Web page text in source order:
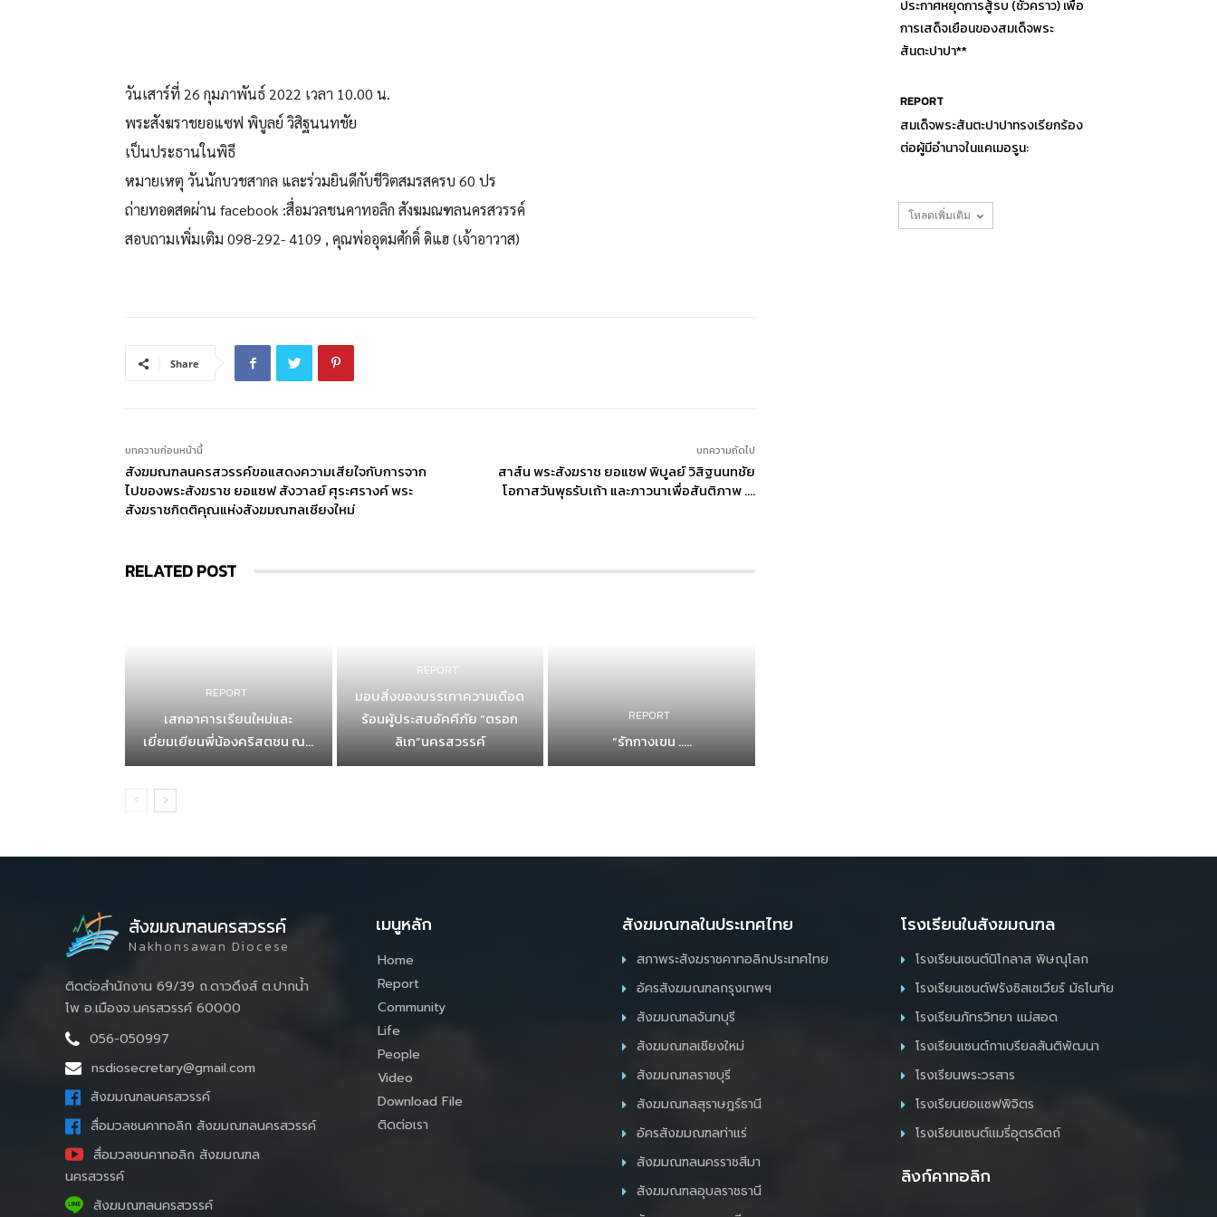
วันเสาร์ที่ 26 กุมภาพันธ์ 2022 เวลา 10.00 น.
พระสังฆราชยอแซฟ พิบูลย์ วิสิฐนนทชัย
เป็นประธานในพิธี
หมายเหตุ วันนักบวชสากล และร่วมยินดีกับชีวิตสมรสครบ 60 ปร
ถ่ายทอดสดผ่าน facebook :สื่อมวลชนคาทอลิก สังฆมณฑลนครสวรรค์
สอบถามเพิ่มเติม 098-292- 4109 , คุณพ่ออุดมศักดิ์ ดิแฮ (เจ้าอาวาส)
Share
บทความก่อนหน้านี้
สังฆมณฑลนครสวรรค์ขอแสดงความเสียใจกับการจาก
ไปของพระสังฆราช ยอแซฟ สังวาลย์ ศุระศรางค์ พระ
สังฆราชกิตติคุณแห่งสังฆมณฑลเชียงใหม่
บทความถัดไป
สาส์น พระสังฆราช ยอแซฟ พิบูลย์ วิสิฐนนทชัย
โอกาสวันพุธรับเถ้า และภาวนาเพื่อสันติภาพ ….
RELATED POST
REPORT
เสกอาคารเรียนใหม่และ
เยี่ยมเยียนพี่น้องคริสตชน ณ...
REPORT
มอบสิ่งของบรรเทาความเดือด
ร้อนผู้ประสบอัคคีภัย “ตรอก
ลิเก”นครสวรรค์
REPORT
“รักกางเขน .....
ประกาศหยุดการสู้รบ (ชั่วคราว) เพื่อ
การเสด็จเยือนของสมเด็จพระ
สันตะปาปา**
REPORT
สมเด็จพระสันตะปาปาทรงเรียกร้อง
ต่อผู้มีอำนาจในแคเมอรูน:
โหลดเพิ่มเติม
สังฆมณฑลนครสวรรค์
Nakhonsawan Diocese
ติดต่อสำนักงาน 69/39 ถ.ดาวดึงส์ ต.ปากน้ำ
โพ อ.เมืองจ.นครสวรรค์ 60000
056-050997
nsdiosecretary@gmail.com
สังฆมณฑลนครสวรรค์
สื่อมวลชนคาทอลิก สังฆมณฑลนครสวรรค์
สื่อมวลชนคาทอลิก สังฆมณฑล
นครสวรรค์
สังฆมณฑลนครสวรรค์
เมนูหลัก
Home
Report
Community
Life
People
Video
Download File
ติดต่อเรา
สังฆมณฑลในประเทศไทย
สภาพระสังฆราชคาทอลิกประเทศไทย
อัครสังฆมณฑลกรุงเทพฯ
สังฆมณฑลจันทบุรี
สังฆมณฑลเชียงใหม่
สังฆมณฑลราชบุรี
สังฆมณฑลสุราษฎร์ธานี
อัครสังฆมณฑลท่าแร่
สังฆมณฑลนครราชสีมา
สังฆมณฑลอุบลราชธานี
โรงเรียนในสังฆมณฑล
โรงเรียนเซนต์นิโกลาส พิษณุโลก
โรงเรียนเซนต์ฟรังซิสเซเวียร์ มัธโนทัย
โรงเรียนภัทรวิทยา แม่สอด
โรงเรียนเซนต์กาเบรียลสันติพัฒนา
โรงเรียนพระวรสาร
โรงเรียนยอแซฟพิจิตร
โรงเรียนเซนต์แมรี่อุตรดิตถ์
ลิงก์คาทอลิก